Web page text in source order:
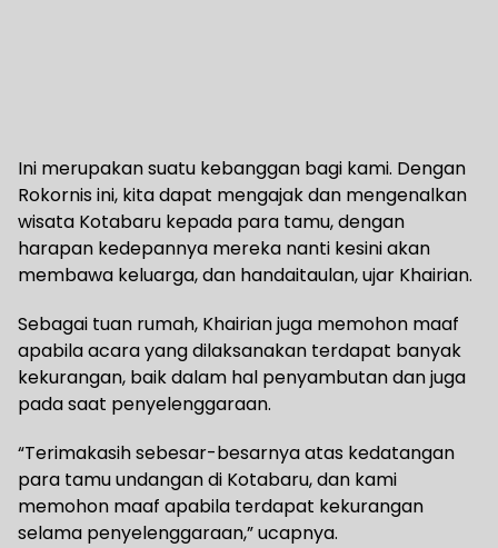
Ini merupakan suatu kebanggan bagi kami. Dengan
Rokornis ini, kita dapat mengajak dan mengenalkan
wisata Kotabaru kepada para tamu, dengan
harapan kedepannya mereka nanti kesini akan
membawa keluarga, dan handaitaulan, ujar Khairian.
Sebagai tuan rumah, Khairian juga memohon maaf
apabila acara yang dilaksanakan terdapat banyak
kekurangan, baik dalam hal penyambutan dan juga
pada saat penyelenggaraan.
“Terimakasih sebesar-besarnya atas kedatangan
para tamu undangan di Kotabaru, dan kami
memohon maaf apabila terdapat kekurangan
selama penyelenggaraan,” ucapnya.